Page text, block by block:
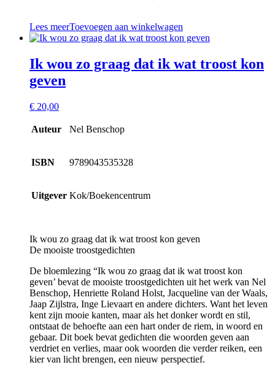
Lees meerToevoegen aan winkelwagen
Ik wou zo graag dat ik wat troost kon
geven
€ 20,00
Auteur Nel Benschop
ISBN 9789043535328
Uitgever Kok/Boekencentrum
Ik wou zo graag dat ik wat troost kon geven
De mooiste troostgedichten
De bloemlezing “Ik wou zo graag dat ik wat troost kon
geven’ bevat de mooiste troostgedichten uit het werk van Nel
Benschop, Henriette Roland Holst, Jacqueline van der Waals,
Jaap Zijlstra, Inge Lievaart en andere dichters. Want het leven
kent zijn mooie kanten, maar als het donker wordt en stil,
ontstaat de behoefte aan een hart onder de riem, in woord en
gebaar. Dit boek bevat gedichten die woorden geven aan
verdriet en verlies, maar ook woorden die verder reiken, een
kier van licht brengen, een nieuw perspectief.